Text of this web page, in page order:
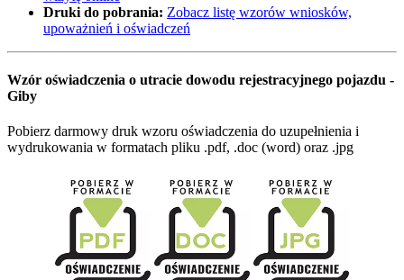
Druki do pobrania: Zobacz listę wzorów wniosków,
upoważnień i oświadczeń
Wzór oświadczenia o utracie dowodu rejestracyjnego pojazdu -
Giby
Pobierz darmowy druk wzoru oświadczenia do uzupełnienia i
wydrukowania w formatach pliku .pdf, .doc (word) oraz .jpg